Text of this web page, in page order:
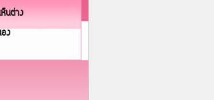
นต่าง
ง